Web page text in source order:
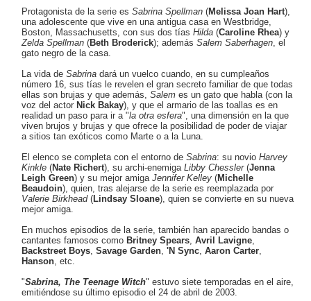
Protagonista de la serie es Sabrina Spellman (Melissa Joan Hart),
una adolescente que vive en una antigua casa en Westbridge,
Boston, Massachusetts, con sus dos tías Hilda (Caroline Rhea) y
Zelda Spellman (Beth Broderick); además Salem Saberhagen, el
gato negro de la casa.
La vida de Sabrina dará un vuelco cuando, en su cumpleaños
número 16, sus tías le revelen el gran secreto familiar de que todas
ellas son brujas y que además, Salem es un gato que habla (con la
voz del actor Nick Bakay), y que el armario de las toallas es en
realidad un paso para ir a "la otra esfera", una dimensión en la que
viven brujos y brujas y que ofrece la posibilidad de poder de viajar
a sitios tan exóticos como Marte o a la Luna.
El elenco se completa con el entorno de Sabrina: su novio Harvey
Kinkle (Nate Richert), su archi-enemiga Libby Chessler (Jenna
Leigh Green) y su mejor amiga Jennifer Kelley (Michelle
Beaudoin), quien, tras alejarse de la serie es reemplazada por
Valerie Birkhead(Lindsay Sloane), quien se convierte en su nueva
mejor amiga.
En muchos episodios de la serie, también han aparecido bandas o
cantantes famosos como Britney Spears, Avril Lavigne,
Backstreet Boys, Savage Garden, 'N Sync, Aaron Carter,
Hanson, etc.
"Sabrina, The Teenage Witch" estuvo siete temporadas en el aire,
emitiéndose su último episodio el 24 de abril de 2003.